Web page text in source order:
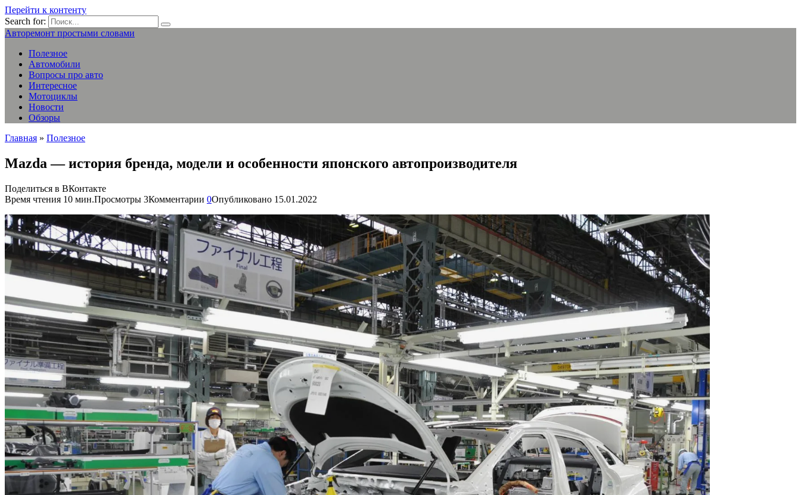
Перейти к контенту
Search for:
Авторемонт простыми словами
Полезное
Автомобили
Вопросы про авто
Интересное
Мотоциклы
Новости
Обзоры
Главная » Полезное
Mazda — история бренда, модели и особенности японского автопроизводителя
Поделиться в ВКонтакте
Время чтения 10 мин.Просмотры 3Комментарии 0Опубликовано 15.01.2022